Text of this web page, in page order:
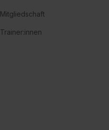
Mitgliedschaft
Trainer:innen